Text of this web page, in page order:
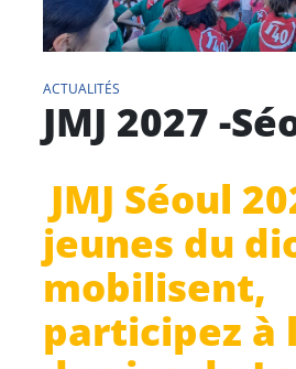
ACTUALITÉS
JMJ 2027 -
JMJ Séoul
jeunes du
mobilisent,
participez à